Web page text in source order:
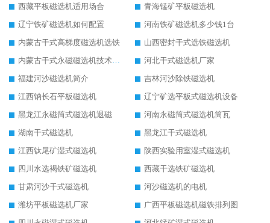
西藏平板磁选机适用场合
青海锰矿平板磁选机
辽宁铁矿磁选机如何配置
河南铁矿磁选机多少钱1台
内蒙古干式高梯度磁选机选铁
山西密封干式选铁磁选机
内蒙古干式永磁磁选机技术要求
河北干式磁选机厂家
福建河沙磁选机简介
吉林河沙除铁磁选机
江西钠长石平板磁选机
辽宁矿选平板式磁选机设备
黑龙江永磁筒式磁选机退磁
河南永磁筒式磁选机筒瓦
湖南干式磁选机
黑龙江干式磁选机
江西钛尾矿湿式磁选机
陕西实验用室湿式磁选机
四川水选褐铁矿磁选机
西藏干选铁矿磁选机
甘肃河沙干式磁选机
河沙磁选机的电机
潍坊平板磁选机厂家
广西平板磁选机磁铁排列图